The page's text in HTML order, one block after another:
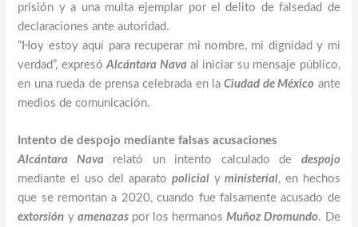
prisión y a una multa ejemplar por el delito de falsedad de
declaraciones ante autoridad.
“Hoy estoy aquí para recuperar mi nombre, mi dignidad y mi
verdad”, expresóAlcántara Navaal iniciar su mensaje público,
en una rueda de prensa celebrada en laCiudad de México ante
medios de comunicación.
Intento de despojo mediante falsas acusaciones
Alcántara Navarelató un intento calculado de despojo
mediante el uso del aparato policialyministerial, en hechos
que se remontan a 2020, cuando fue falsamente acusado de
extorsión y amenazaspor los hermanosMuñoz Dromundo. De